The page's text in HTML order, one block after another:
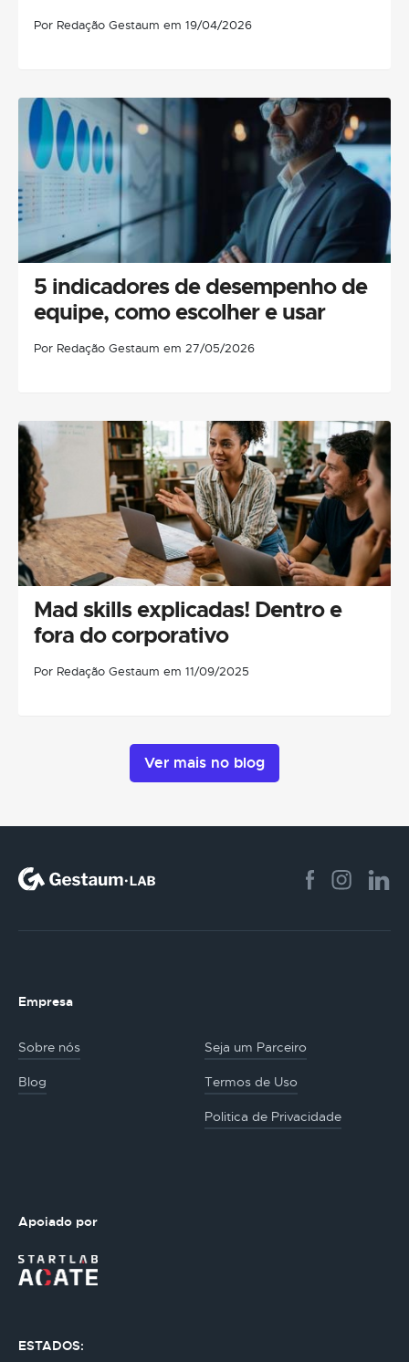
Por Redação Gestaum em 19/04/2026
5 indicadores de desempenho de
equipe, como escolher e usar
Por Redação Gestaum em 27/05/2026
Mad skills explicadas! Dentro e
fora do corporativo
Por Redação Gestaum em 11/09/2025
Ver mais no blog
Empresa
Sobre nós Seja um Parceiro
Blog Termos de Uso
Politica de Privacidade
Apoiado por
ESTADOS: